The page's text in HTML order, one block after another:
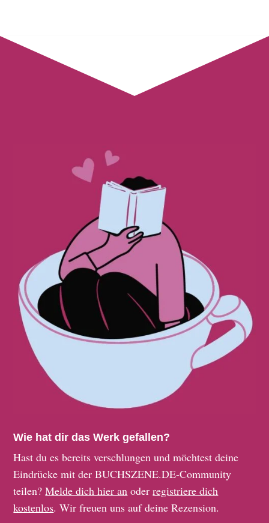
Wie hat dir das Werk gefallen?
Hast du es bereits verschlungen und möchtest deine
Eindrücke mit der BUCHSZENE.DE-Community
teilen?Melde dich hier an oderregistriere dich
kostenlos. Wir freuen uns auf deine Rezension.